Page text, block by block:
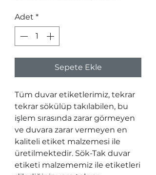
Adet *
Sepete Ekle
Tüm duvar etiketlerimiz, tekrar
tekrar sökülüp takılabilen, bu
işlem sırasında zarar görmeyen
ve duvara zarar vermeyen en
kaliteli etiket malzemesi ile
üretilmektedir. Sök-Tak duvar
etiketi malzememiz ile etiketleri